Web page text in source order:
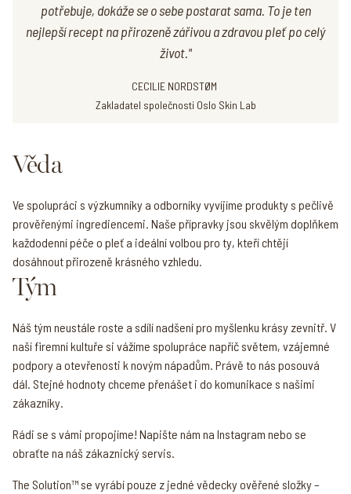
potřebuje, dokáže se o sebe postarat sama. To je ten
nejlepší recept na přirozeně zářivou a zdravou pleť po celý
život."
CECILIE NORDSTØM
Zakladatel společnosti Oslo Skin Lab
Věda
Ve spolupráci s výzkumníky a odborníky vyvíjíme produkty s pečlivě
prověřenými ingrediencemi. Naše přípravky jsou skvělým doplňkem
každodenní péče o pleť a ideální volbou pro ty, kteří chtějí
dosáhnout přirozeně krásného vzhledu.
Tým
Náš tým neustále roste a sdílí nadšení pro myšlenku krásy zevnitř. V
naší firemní kultuře si vážíme spolupráce napříč světem, vzájemné
podpory a otevřenosti k novým nápadům. Právě to nás posouvá
dál. Stejné hodnoty chceme přenášet i do komunikace s našimi
zákazníky.
Rádi se s vámi propojíme! Napište nám na Instagram nebo se
obraťte na náš zákaznický servis.
The Solution™ se vyrábí pouze z jedné vědecky ověřené složky –